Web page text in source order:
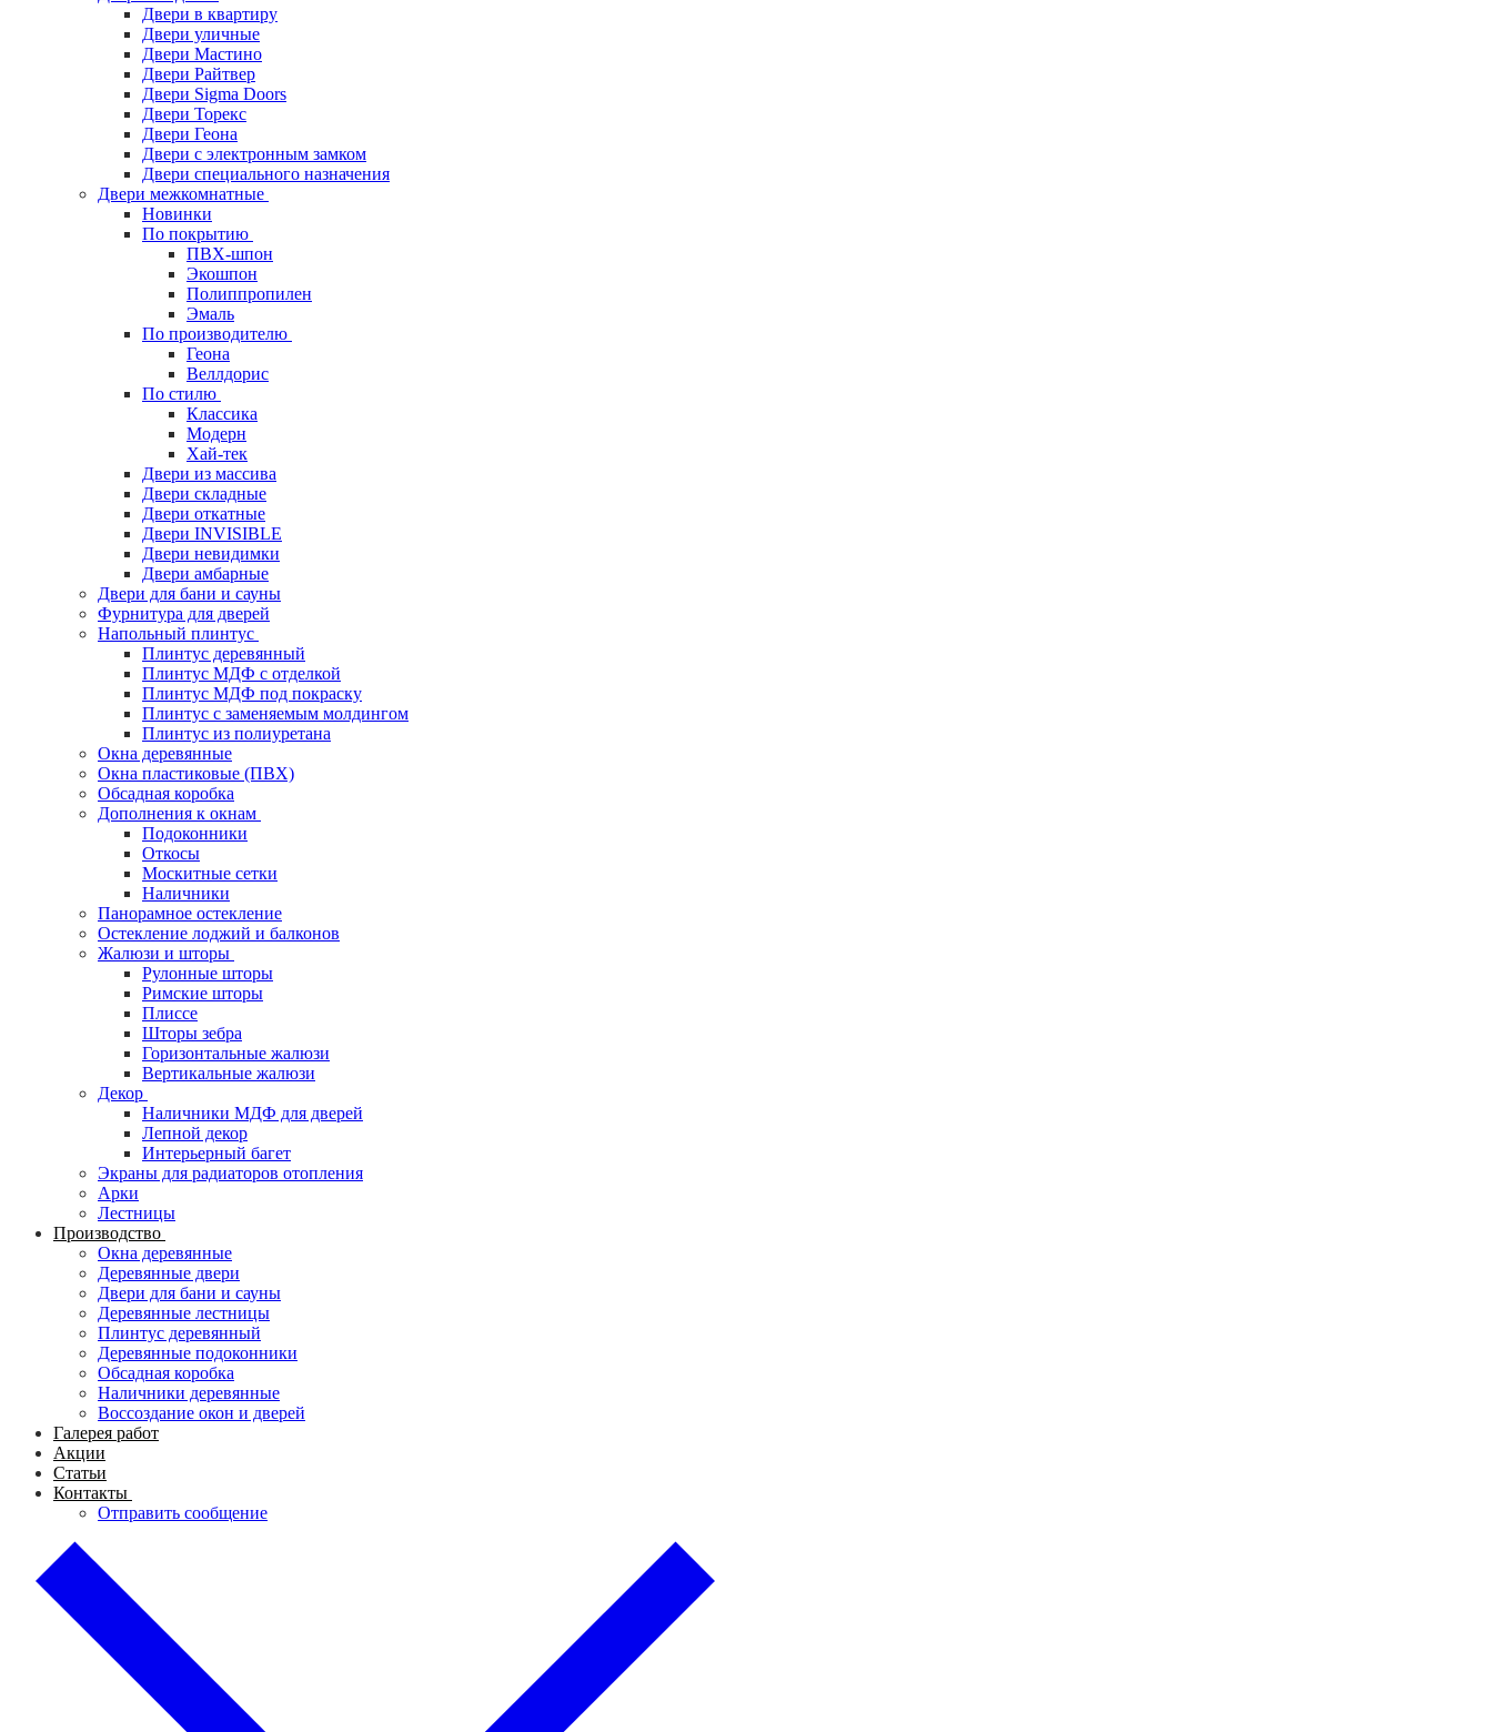
Двери в квартиру
Двери уличные
Двери Мастино
Двери Райтвер
Двери Sigma Doors
Двери Торекс
Двери Геона
Двери с электронным замком
Двери специального назначения
Двери межкомнатные
Новинки
По покрытию
ПВХ-шпон
Экошпон
Полиппропилен
Эмаль
По производителю
Геона
Веллдорис
По стилю
Классика
Модерн
Хай-тек
Двери из массива
Двери складные
Двери откатные
Двери INVISIBLE
Двери невидимки
Двери амбарные
Двери для бани и сауны
Фурнитура для дверей
Напольный плинтус
Плинтус деревянный
Плинтус МДФ с отделкой
Плинтус МДФ под покраску
Плинтус с заменяемым молдингом
Плинтус из полиуретана
Окна деревянные
Окна пластиковые (ПВХ)
Обсадная коробка
Дополнения к окнам
Подоконники
Откосы
Москитные сетки
Наличники
Панорамное остекление
Остекление лоджий и балконов
Жалюзи и шторы
Рулонные шторы
Римские шторы
Плиссе
Шторы зебра
Горизонтальные жалюзи
Вертикальные жалюзи
Декор
Наличники МДФ для дверей
Лепной декор
Интерьерный багет
Экраны для радиаторов отопления
Арки
Лестницы
Производство
Окна деревянные
Деревянные двери
Двери для бани и сауны
Деревянные лестницы
Плинтус деревянный
Деревянные подоконники
Обсадная коробка
Наличники деревянные
Воссоздание окон и дверей
Галерея работ
Акции
Статьи
Контакты
Отправить сообщение